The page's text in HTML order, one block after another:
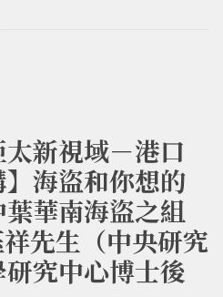
新視域－港口
海盜和你想的
華南海盜之組
先生（中央研究
究中心博士後